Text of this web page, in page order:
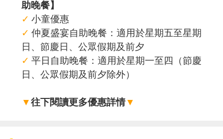
助晚餐】
✓ 小童優惠
✓ 仲夏盛宴自助晚餐：適用於星期五至星期
日、節慶日、公眾假期及前夕
✓ 平日自助晚餐：適用於星期一至四（節慶
日、公眾假期及前夕除外）
▼往下閱讀更多優惠詳情▼